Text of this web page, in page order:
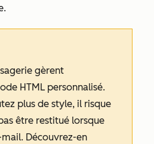
gèrent
HTML personnalisé.
plus de style, il risque
être restitué lorsque
Découvrez-en